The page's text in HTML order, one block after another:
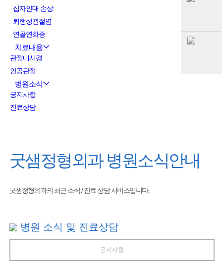
십자인대 손상
퇴행성관절염
연골연화증
치료내용
관절내시경
인공관절
병원소식
공지사항
진료상담
굿샘정형외과병원소식안내
굿샘정형외과의 최근 소식 / 진료 상담 서비스입니다.
병원 소식 및 진료상담
공지사항